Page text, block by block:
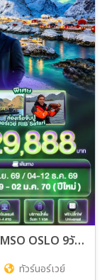
ทัวร์นอร์เวย์ NORWAY LOFOTEN TROMSO OSLO 9วัน 6คืน (EK)
ทัวร์นอร์เวย์